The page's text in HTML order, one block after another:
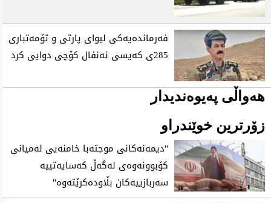
فه‌رمانده‌یه‌كی لیوای پارتی و تۆمه‌تباری
285ی كه‌یسی ئه‌نفال كۆچی دوایی كرد
هەواڵی پەیوەندیدار
زۆرترین خوێندراو
"دیمه‌نه‌كانی‌ موجته‌با خامنه‌یی له‌میانی‌
كۆبوونه‌وه‌ی‌ له‌گه‌ڵ‌ كه‌سایه‌تییه‌
سه‌ربازییه‌كان بڵاوده‌كرێته‌وه‌"